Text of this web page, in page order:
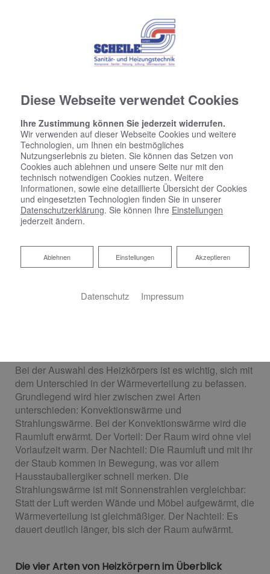
Ihr Partner für Heizkörper
Bei der Auswahl des Heizkörpers ist es wichtig, sich mit
dem Unterschied in der Wärmeverteilung zu befassen.
Grundlegend wird hier zwischen zwei Arten
unterschieden: Konvektionswärme und
Strahlungswärme. Bei der Konvektionswärme wird die
Raumluft erwärmt. Der Vorteil: Der Raum wird ohne viel
Vorlaufzeit warm. Der Nachteil: Die Raumluft und mit ihr
der Staub kommen in Bewegung, was vor allem
Hausstauballergiker schnell merken. Die
Strahlungswärme ist mit Sonnenstrahlen vergleichbar:
Statt der Luft werden Wände und Möbel aufgewärmt, die
Wärmeverteilung ist gleichmäßiger. Der Nachteil: Es
dauert deutlich länger, bis sich der Raum aufwärmt.
Die vier Arten von Heizkörpern im Überblick
Diese Webseite verwendet Cookies
Ihre Zustimmung können Sie jederzeit widerrufen.
Wir verwenden auf dieser Webseite Cookies und weitere
Technologien, um Ihnen ein bestmögliches
Nutzungserlebnis zu bieten. Sie können das Setzen von
Cookies auch ablehnen und unsere Seite nur mit den
technisch notwendigen Cookies nutzen. Weitere
Informationen, sowie eine detaillierte Übersicht der Cookies
und eingesetzten Technologien finden Sie in unserer
Datenschutzerklärung. Sie können Ihre Einstellungen
jederzeit ändern.
Akzeptieren
Einstellungen
Ablehnen
Ablehnen
Datenschutz Impressum